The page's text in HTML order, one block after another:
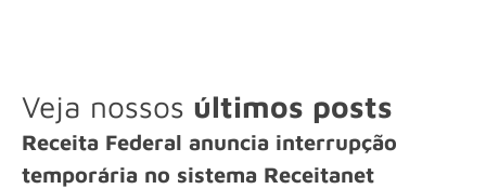
Veja nossos últimos posts
Receita Federal anuncia interrupção
temporária no sistema Receitanet